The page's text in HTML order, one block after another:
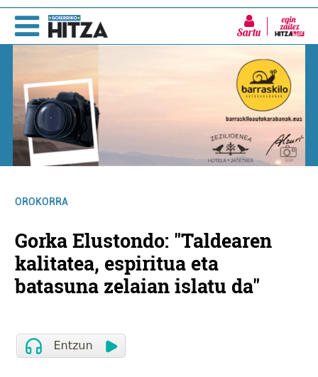
Sartu
OROKORRA
Gorka Elustondo: "Taldearen
kalitatea, espiritua eta
batasuna zelaian islatu da"